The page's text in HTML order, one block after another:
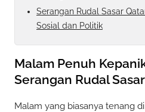
Serangan Rudal Sasar
Sosial dan Politik
Malam Penuh
Serangan Rudal
Malam yang biasanya tenang